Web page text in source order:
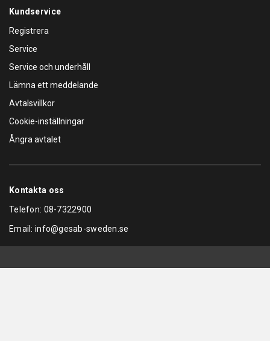
Kundservice
Registrera
Service
Service och underhåll
Lämna ett meddelande
Avtalsvillkor
Cookie-inställningar
Ångra avtalet
Kontakta oss
Telefon: 08-7322900
Email: info@gesab-sweden.se